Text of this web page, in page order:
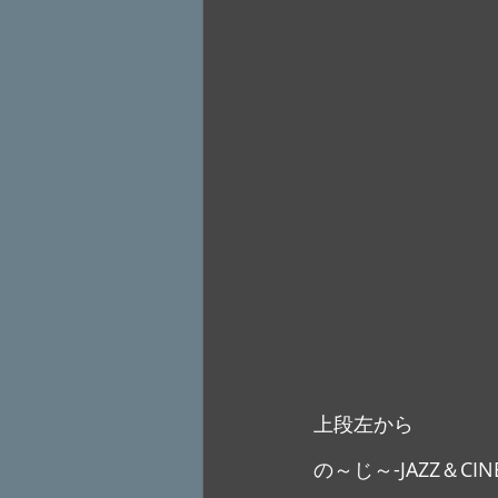
上段左から
の～じ～-JAZZ＆